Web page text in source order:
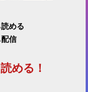
める
信
める！